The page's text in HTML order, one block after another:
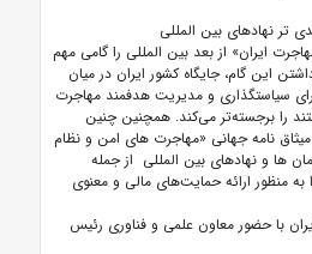
تر نهادهای بین المللی
ایران» از بعد بین المللی را گامی مهم
این گام، جایگاه کشور ایران در میان
سیاستگذاری و مدیریت هدفمند مهاجرت
را برجسته‌تر می‌کند. همچنین چنین
میثاق نامه جهانی «مهاجرت های امن و نظام
ها و نهادهای بین المللی از جمله
به منظور ارائه حمایت‌های مالی و معنوی
با حضور معاون علمی و فناوری رئیس